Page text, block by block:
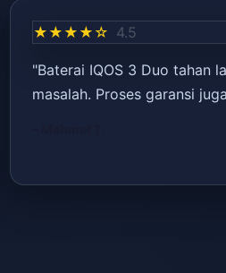
★★★★☆ 4.5
"Baterai IQOS 3 Duo tahan
masalah. Proses garansi